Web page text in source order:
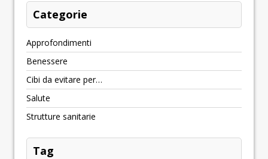
Categorie
Approfondimenti
Benessere
Cibi da evitare per…
Salute
Strutture sanitarie
Tag